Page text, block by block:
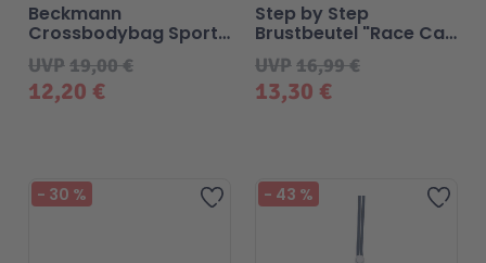
12,20 €
UVP19,00 €
Beckmann
Crossbodybag Sport
- Black Bold
13,30 €
UVP16,99 €
Step by Step
Brustbeutel "Race Car
Chuck"
Zur Wunschliste hinzufügen
- 30 % Zur
- 43 %